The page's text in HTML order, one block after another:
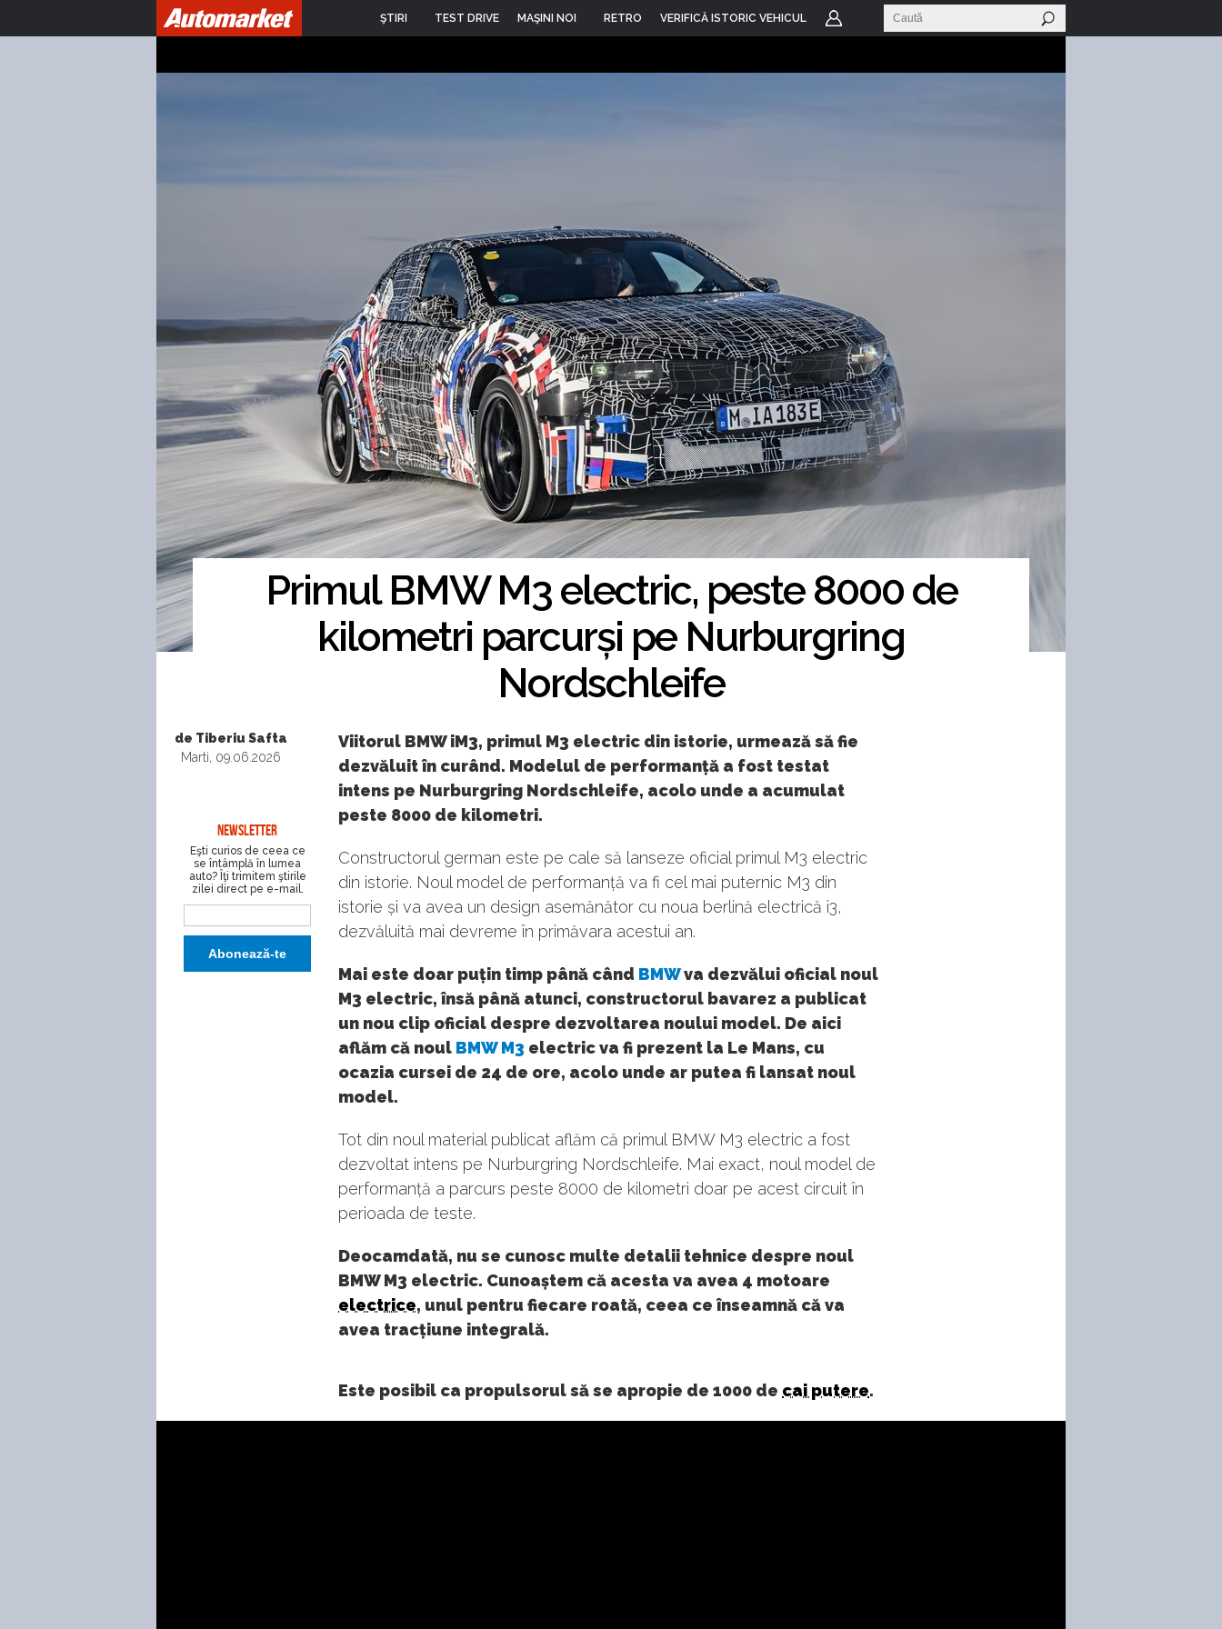
ŞTIRI TEST DRIVE MAŞINI NOI RETRO VERIFICĂ ISTORIC VEHICUL
Primul BMW M3 electric, peste 8000 de
kilometri parcurși pe Nurburgring
Nordschleife
de Tiberiu Safta
Marti, 09.06.2026
NEWSLETTER
Eşti curios de ceea ce
se întâmplă în lumea
auto? Îţi trimitem ştirile
zilei direct pe e-mail.
Viitorul BMW iM3, primul M3 electric din istorie, urmează să fie
dezvăluit în curând. Modelul de performanță a fost testat
intens pe Nurburgring Nordschleife, acolo unde a acumulat
peste 8000 de kilometri.
Constructorul german este pe cale să lanseze oficial primul M3 electric
din istorie. Noul model de performanță va fi cel mai puternic M3 din
istorie și va avea un design asemănător cu noua berlină electrică i3,
dezvăluită mai devreme în primăvara acestui an.
Mai este doar puțin timp până când BMWva dezvălui oficial noul
M3 electric, însă până atunci, constructorul bavarez a publicat
un nou clip oficial despre dezvoltarea noului model. De aici
aflăm că noul BMW M3 electric va fi prezent la Le Mans, cu
ocazia cursei de 24 de ore, acolo unde ar putea fi lansat noul
model.
Tot din noul material publicat aflăm că primul BMW M3 electric a fost
dezvoltat intens pe Nurburgring Nordschleife. Mai exact, noul model de
performanță a parcurs peste 8000 de kilometri doar pe acest circuit în
perioada de teste.
Deocamdată, nu se cunosc multe detalii tehnice despre noul
BMW M3 electric. Cunoaștem că acesta va avea 4 motoare
electrice, unul pentru fiecare roată, ceea ce înseamnă că va
avea tracțiune integrală.
Este posibil ca propulsorul să se apropie de 1000 de cai putere.